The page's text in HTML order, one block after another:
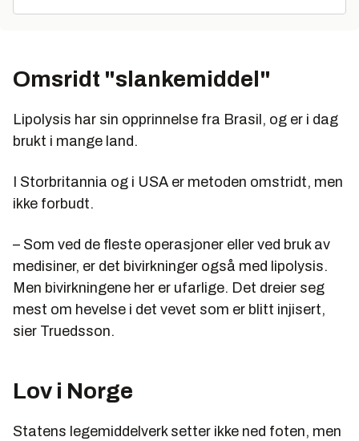
Omsridt "slankemiddel"
Lipolysis har sin opprinnelse fra Brasil, og er i dag
brukt i mange land.
I Storbritannia og i USA er metoden omstridt, men
ikke forbudt.
– Som ved de fleste operasjoner eller ved bruk av
medisiner, er det bivirkninger også med lipolysis.
Men bivirkningene her er ufarlige. Det dreier seg
mest om hevelse i det vevet som er blitt injisert,
sier Truedsson.
Lov i Norge
Statens legemiddelverk setter ikke ned foten, men